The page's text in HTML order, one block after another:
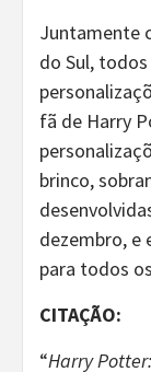
Juntamente
do Sul,
fã de Harry
brinco,
dezembro, e
para todos
CITAÇÃO:
“Harry